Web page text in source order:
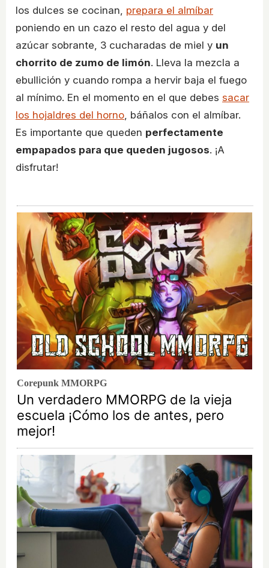
los dulces se cocinan, prepara el almíbar
poniendo en un cazo el resto del agua y del
azúcar sobrante, 3 cucharadas de miel y un
chorrito de zumo de limón. Lleva la mezcla a
ebullición y cuando rompa a hervir baja el fuego
al mínimo. En el momento en el que debes sacar
los hojaldres del horno, báñalos con el almíbar.
Es importante que queden perfectamente
empapados para que queden jugosos. ¡A
disfrutar!
Corepunk MMORPG
Un verdadero MMORPG de la vieja
escuela ¡Cómo los de antes, pero
mejor!